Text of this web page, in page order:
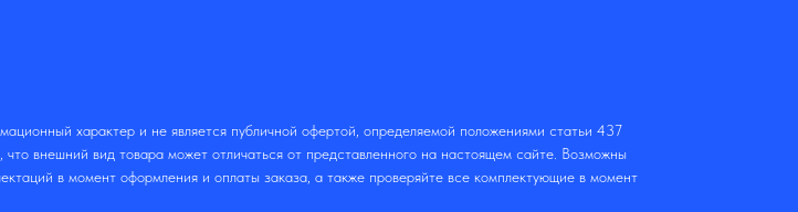
характер и не является публичной офертой, определяемой положениями статьи 437
внешний вид товара может отличаться от представленного на настоящем сайте. Возможны
в момент оформления и оплаты заказа, а также проверяйте все комплектующие в момент